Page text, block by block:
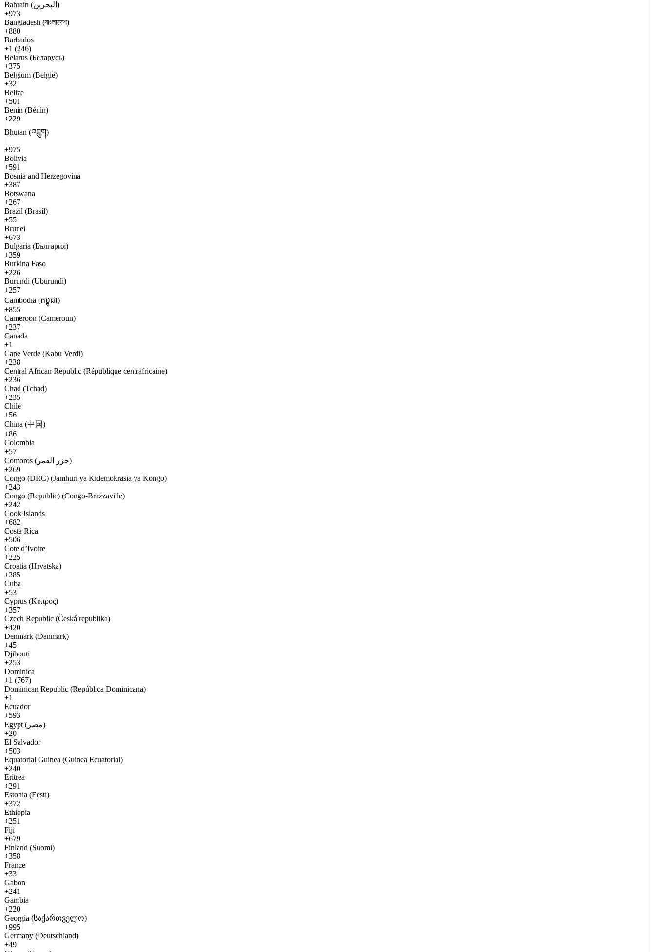
Bahrain (البحرين)
+973
Bangladesh (বাংলাদেশ)
+880
Barbados
+1 (246)
Belarus (Беларусь)
+375
Belgium (België)
+32
Belize
+501
Benin (Bénin)
+229
Bhutan (འབྲུག)
+975
Bolivia
+591
Bosnia and Herzegovina
+387
Botswana
+267
Brazil (Brasil)
+55
Brunei
+673
Bulgaria (България)
+359
Burkina Faso
+226
Burundi (Uburundi)
+257
Cambodia (កម្ពុជា)
+855
Cameroon (Cameroun)
+237
Canada
+1
Cape Verde (Kabu Verdi)
+238
Central African Republic (République centrafricaine)
+236
Chad (Tchad)
+235
Chile
+56
China (中国)
+86
Colombia
+57
Comoros (جزر القمر)
+269
Congo (DRC) (Jamhuri ya Kidemokrasia ya Kongo)
+243
Congo (Republic) (Congo-Brazzaville)
+242
Cook Islands
+682
Costa Rica
+506
Cote d’Ivoire
+225
Croatia (Hrvatska)
+385
Cuba
+53
Cyprus (Κύπρος)
+357
Czech Republic (Česká republika)
+420
Denmark (Danmark)
+45
Djibouti
+253
Dominica
+1 (767)
Dominican Republic (República Dominicana)
+1
Ecuador
+593
Egypt (مصر)
+20
El Salvador
+503
Equatorial Guinea (Guinea Ecuatorial)
+240
Eritrea
+291
Estonia (Eesti)
+372
Ethiopia
+251
Fiji
+679
Finland (Suomi)
+358
France
+33
Gabon
+241
Gambia
+220
Georgia (საქართველო)
+995
Germany (Deutschland)
+49